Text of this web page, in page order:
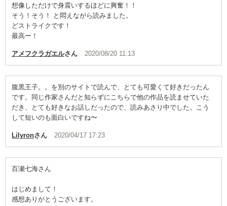
想像しただけで身震いするほどに興奮！！
そう！そう！ と悶えながら読みました。
どストライクです！
最高ー！
アメフクラガエルさん 2020/08/20 11:13
腹黒王子。。を別のサイトで読んで、とても可愛くて好きだったん
です。同じ作家さんだと知らずにこちらで他の作品を読ませていた
だき、とても好きなお話しだったので、読みあさり中でした。こう
して短いのも面白いですね〜
Lilyronさん 2020/04/17 17:23
百瀬七海さん
はじめまして！
感想ありがとうございます。